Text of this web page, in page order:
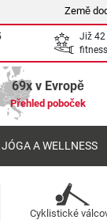
Země
Již 42
fitness
69x v Evropě
Přehled poboček
A WELLNESS
Cyklistické